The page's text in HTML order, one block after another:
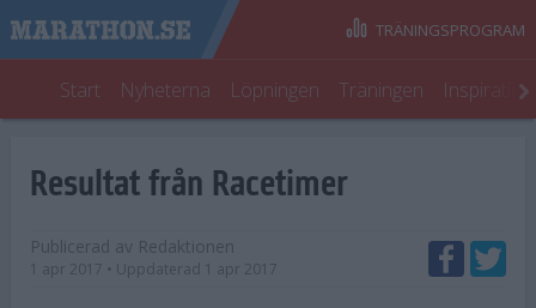
Start Nyheterna Löpningen Träningen
TRÄNINGSPROGRAM
Resultat från Racetimer
Publicerad av Redaktionen
1 apr 2017 • Uppdaterad 1 apr 2017